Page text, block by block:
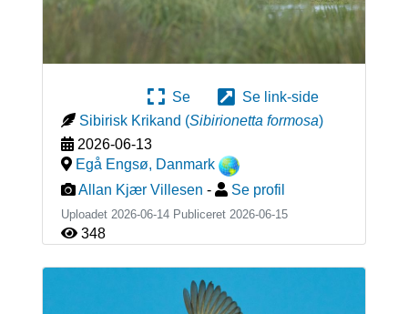
Se
Se link-side
Sibirisk Krikand (Sibirionetta formosa)
2026-06-13
Egå Engsø, Danmark
Allan Kjær Villesen - Se profil
Uploadet 2026-06-14 Publiceret 2026-06-15
348